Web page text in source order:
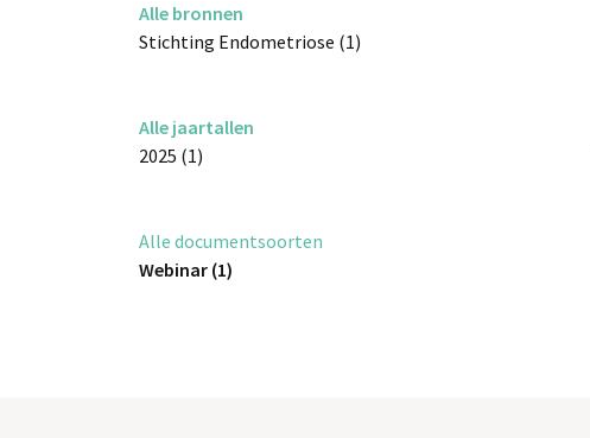
Alle bronnen
Stichting Endometriose (1)
Alle jaartallen
2025 (1)
Alle documentsoorten
Webinar (1)